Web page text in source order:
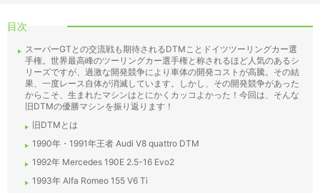
目次
スーパーGTとの交流戦も期待されるDTMことドイツツーリングカー選
手権。世界最高峰のツーリングカー選手権と称されるほど人気のあるシ
リーズですが、過激な開発競争により車体の開発コストが高騰。その結
果、一度レース自体が消滅しています。しかし、その開発競争があった
からこそ、生まれたマシンはとにかくカッコよかった！今回は、そんな
旧DTMの優勝マシンを振り返ります！
旧DTMとは
1990年・1991年王者 Audi V8 quattro DTM
1992年 Mercedes 190E 2.5-16 Evo2
1993年 Alfa Romeo 155 V6 Ti